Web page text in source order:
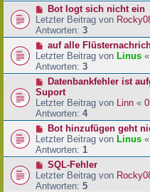
Bot logt sich nicht ein
Letzter Beitrag von
Antworten: 3
auf alle
Letzter Beitrag von Linus «
Antworten: 3
Datenbankfehler ist
Suport
Letzter Beitrag von
Linn «
Antworten: 4
Bot hinzufügen geht
Letzter Beitrag von Linus «
Antworten: 1
SQL-Fehler
Letzter Beitrag von
Antworten: 5